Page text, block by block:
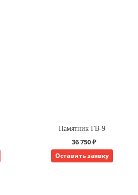
Памятник ГВ-9
36 750 ₽
Оставить заявку